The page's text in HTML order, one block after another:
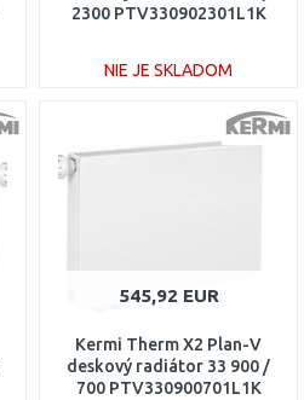
2300 PTV330902301L1K
NIE JE SKLADOM
DO KOŠÍKA
545,92 EUR
Kermi Therm X2 Plan-V
deskový radiátor 33 900 /
700 PTV330900701L1K